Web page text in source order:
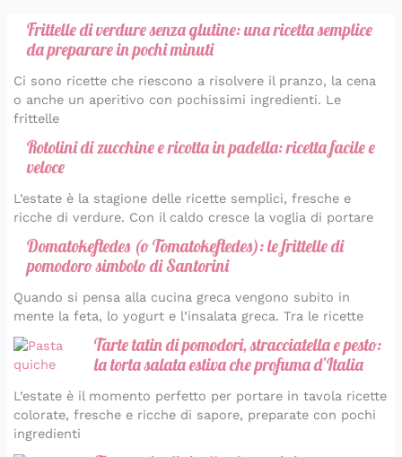
Frittelle di verdure senza glutine: una ricetta semplice
da preparare in pochi minuti
Ci sono ricette che riescono a risolvere il pranzo, la cena
o anche un aperitivo con pochissimi ingredienti. Le
frittelle
Rotolini di zucchine e ricotta in padella: ricetta facile e
veloce
L’estate è la stagione delle ricette semplici, fresche e
ricche di verdure. Con il caldo cresce la voglia di portare
Domatokeftedes (o Tomatokeftedes): le frittelle di
pomodoro simbolo di Santorini
Quando si pensa alla cucina greca vengono subito in
mente la feta, lo yogurt e l’insalata greca. Tra le ricette
Tarte tatin di pomodori, stracciatella e pesto:
la torta salata estiva che profuma d’Italia
L’estate è il momento perfetto per portare in tavola ricette
colorate, fresche e ricche di sapore, preparate con pochi
ingredienti